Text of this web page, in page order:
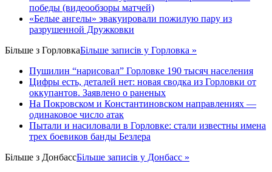
победы (видеообзоры матчей)
«Белые ангелы» эвакуировали пожилую пару из
разрушенной Дружковки
Більше з ГорловкаБільше записів у Горловка »
Пушилин “нарисовал” Горловке 190 тысяч населения
Цифры есть, деталей нет: новая сводка из Горловки от
оккупантов. Заявлено о раненых
На Покровском и Константиновском направлениях —
одинаковое число атак
Пытали и насиловали в Горловке: стали известны имена
трех боевиков банды Безлера
Більше з ДонбассБільше записів у Донбасс »